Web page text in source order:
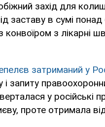
захід для
заставу в сумі
з лікарні
затриманий у
запиту
у російські
проте отримала